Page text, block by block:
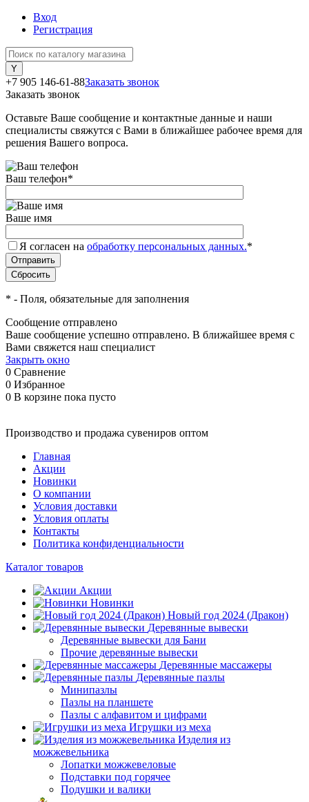
Вход
Регистрация
+7 905 146-61-88Заказать звонок
Заказать звонок
Оставьте Ваше сообщение и контактные данные и наши
специалисты свяжутся с Вами в ближайшее рабочее время для
решения Вашего вопроса.
Ваш телефон*
Ваше имя
Я согласен на обработку персональных данных.*
* - Поля, обязательные для заполнения
Сообщение отправлено
Ваше сообщение успешно отправлено. В ближайшее время с
Вами свяжется наш специалист
Закрыть окно
0 Сравнение
0 Избранное
0 В корзине пока пусто
Производство и продажа сувениров оптом
Главная
Акции
Новинки
О компании
Условия доставки
Условия оплаты
Контакты
Политика конфиденциальности
Каталог товаров
Акции
Новинки
Новый год 2024 (Дракон)
Деревянные вывески
Деревянные вывески для Бани
Прочие деревянные вывески
Деревянные массажеры
Деревянные пазлы
Минипазлы
Пазлы на планшете
Пазлы с алфавитом и цифрами
Игрушки из меха
Изделия из
можжевельника
Лопатки можжевеловые
Подставки под горячее
Подушки и валики